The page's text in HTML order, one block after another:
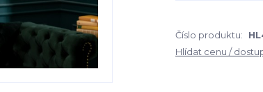
Číslo produktu:
Hlídat cenu /